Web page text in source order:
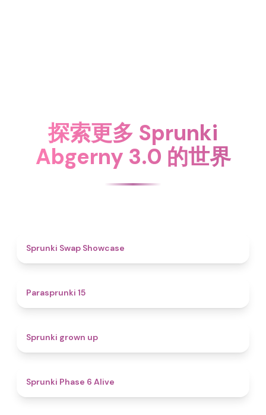
探索更多 Sprunki
Abgerny 3.0 的世界
Sprunki Swap Showcase
Parasprunki 15
Sprunki grown up
Sprunki Phase 6 Alive